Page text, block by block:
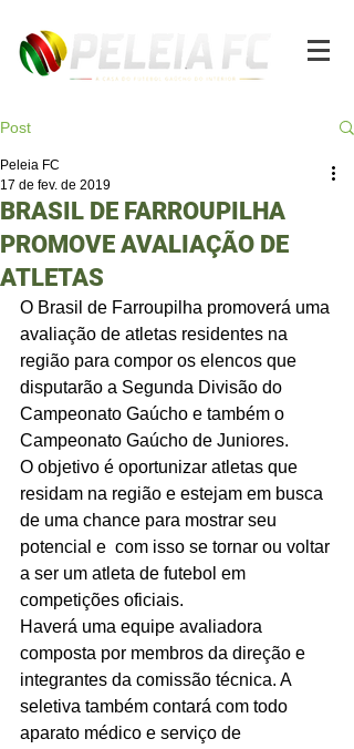
Post
BRASIL DE FARROUPILHA
PROMOVE AVALIAÇÃO DE
ATLETAS
Peleia FC
17 de fev. de 2019
O Brasil de Farroupilha promoverá uma
avaliação de atletas residentes na
região para compor os elencos que
disputarão a Segunda Divisão do
Campeonato Gaúcho e também o
Campeonato Gaúcho de Juniores.
O objetivo é oportunizar atletas que
residam na região e estejam em busca
de uma chance para mostrar seu
potencial e  com isso se tornar ou voltar
a ser um atleta de futebol em
competições oficiais.
Haverá uma equipe avaliadora
composta por membros da direção e
integrantes da comissão técnica. A
seletiva também contará com todo
aparato médico e serviço de